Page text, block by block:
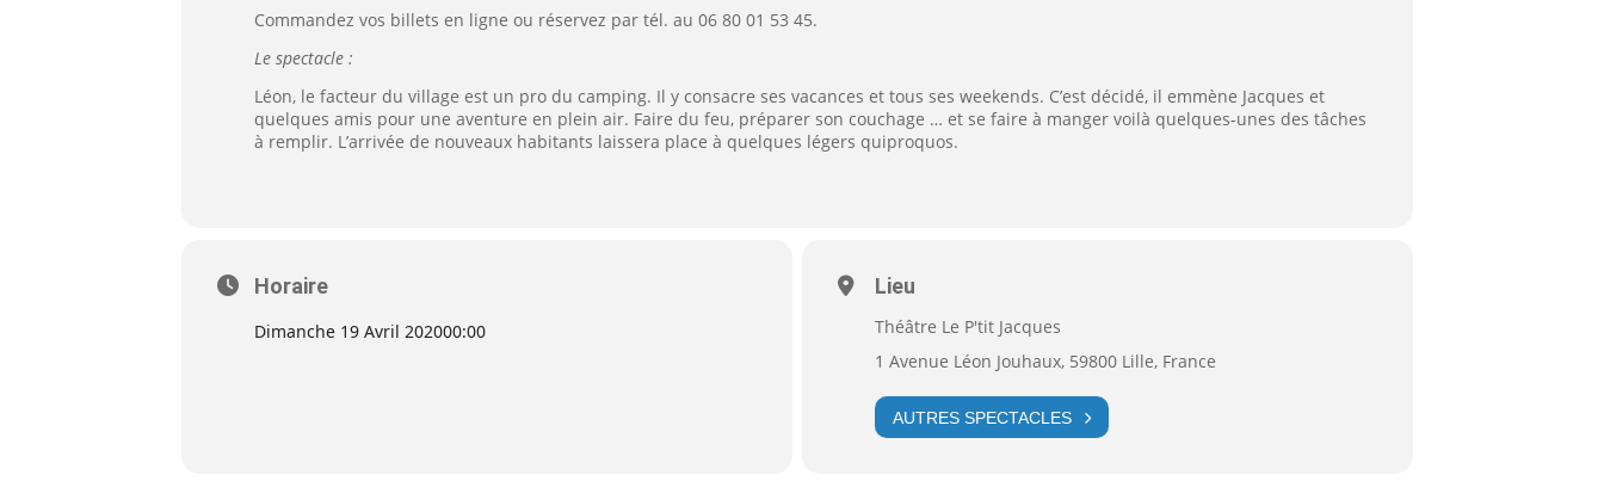
Commandez vos billets en ligne ou réservez par tél. au 06 80 01 53 45.
Le spectacle :
Léon, le facteur du village est un pro du camping. Il y consacre ses vacances et tous ses weekends. C’est décidé, il emmène Jacques et
quelques amis pour une aventure en plein air. Faire du feu, préparer son couchage … et se faire à manger voilà quelques-unes des tâches
à remplir. L’arrivée de nouveaux habitants laissera place à quelques légers quiproquos.
Horaire
Dimanche 19 Avril 202000:00
Lieu
Théâtre Le P'tit Jacques
1 Avenue Léon Jouhaux, 59800 Lille, France
AUTRES SPECTACLES